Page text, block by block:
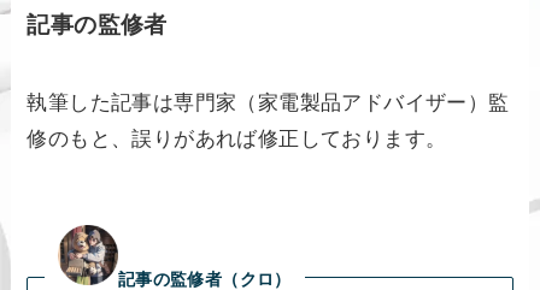
記事の監修者
執筆した記事は専門家（家電製品アドバイザー）監
修のもと、誤りがあれば修正しております。
記事の監修者（クロ）